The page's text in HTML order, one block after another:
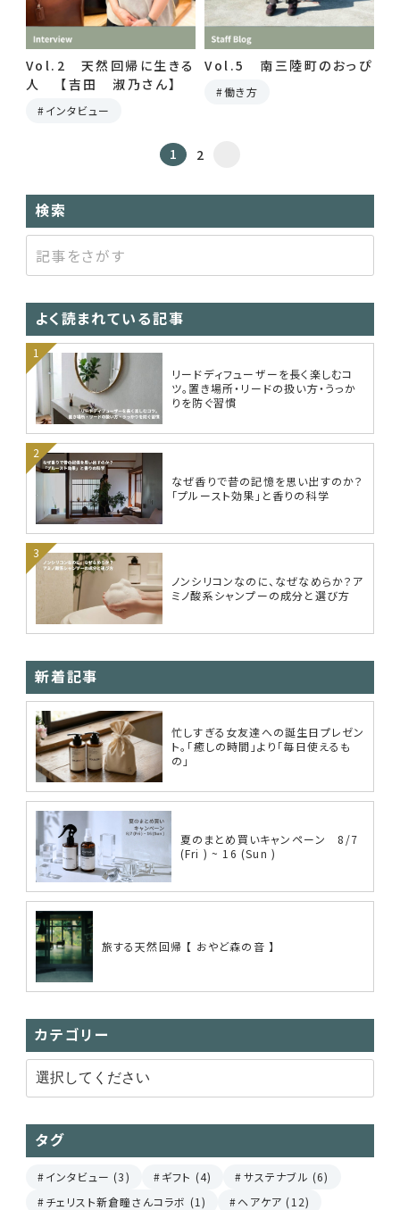
Vol.2 天然回帰に生きる
人 【吉田 淑乃さん】
インタビュー
Vol.5 南三陸町のおっぴ
働き方
1 2
検索
よく読まれている記事
リードディフューザーを長く楽しむコ
ツ。置き場所・リードの扱い方・うっか
りを防ぐ習慣
なぜ香りで昔の記憶を思い出すのか？
「プルースト効果」と香りの科学
ノンシリコンなのに、なぜなめらか？ア
ミノ酸系シャンプーの成分と選び方
新着記事
忙しすぎる女友達への誕生日プレゼン
ト。「癒しの時間」より「毎日使えるも
の」
夏のまとめ買いキャンペーン 8/7
(Fri ) ~ 16 (Sun )
旅する天然回帰 【 おやど森の音 】
カテゴリー
タグ
インタビュー (3) ギフト (4)
サステナブル (6)
チェリスト新倉瞳さんコラボ (1)
ヘアケア (12)